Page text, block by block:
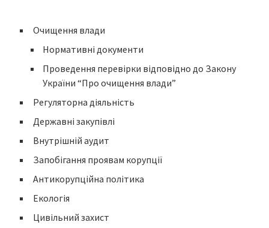
Очищення влади
Нормативні документи
Проведення перевірки відповідно до Закону
України “Про очищення влади”
Регуляторна діяльність
Державні закупівлі
Внутрішній аудит
Запобігання проявам корупції
Антикорупційна політика
Екологія
Цивільний захист